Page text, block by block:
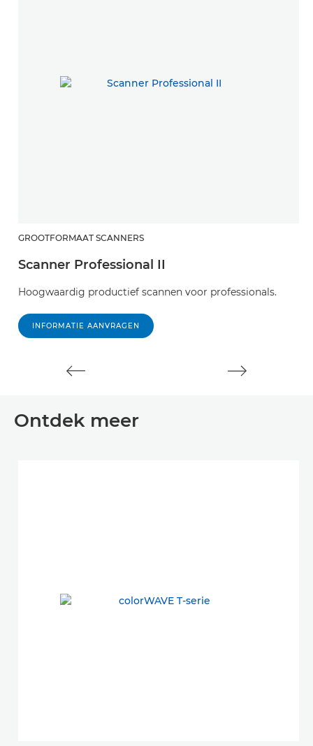
GROOTFORMAAT SCANNERS
Scanner Professional II
Hoogwaardig productief scannen voor professionals.
INFORMATIE AANVRAGEN
Ontdek meer